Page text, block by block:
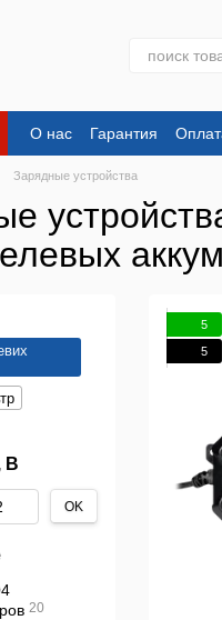
О нас Гарантия
Зарядные устройства
5
5
В
В
В
OK
20